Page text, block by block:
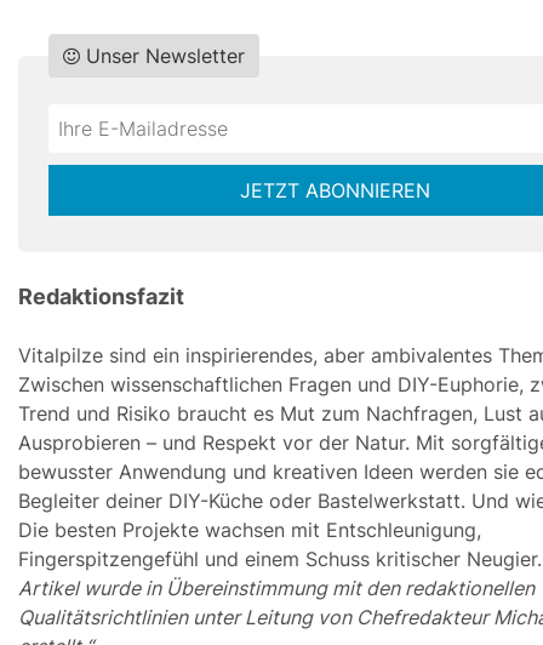
Do
Unser Newsletter
*Ihre
JETZT ABONNIEREN
Redaktionsfazit
Vitalpilze sind ein inspirierendes, aber ambivalentes
Zwischen wissenschaftlichen Fragen und DIY-Euphorie,
Trend und Risiko braucht es Mut zum Nachfragen, Lust
Ausprobieren – und Respekt vor der Natur. Mit
bewusster Anwendung und kreativen Ideen werden sie
Begleiter deiner DIY-Küche oder Bastelwerkstatt. Und
Die besten Projekte wachsen mit Entschleunigung,
Fingerspitzengefühl und einem Schuss kritischer
Artikel wurde in Übereinstimmung mit den redaktionellen
Qualitätsrichtlinien unter Leitung von Chefredakteur